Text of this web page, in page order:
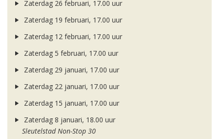
Zaterdag 26 februari, 17.00 uur
Zaterdag 19 februari, 17.00 uur
Zaterdag 12 februari, 17.00 uur
Zaterdag 5 februari, 17.00 uur
Zaterdag 29 januari, 17.00 uur
Zaterdag 22 januari, 17.00 uur
Zaterdag 15 januari, 17.00 uur
Zaterdag 8 januari, 18.00 uur
Sleutelstad Non-Stop 30